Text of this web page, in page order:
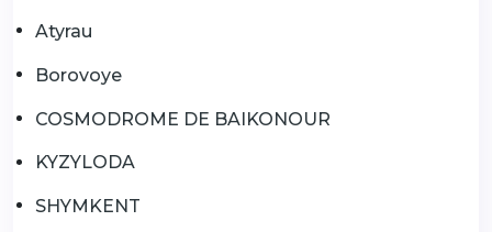
Atyrau
Borovoye
COSMODROME DE BAIKONOUR
KYZYLODA
SHYMKENT